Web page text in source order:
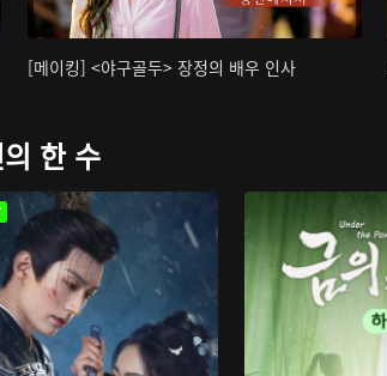
[메이킹] <야구골두> 장정의 배우 인사
한 수